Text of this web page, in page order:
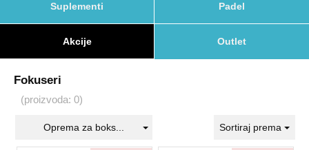
Suplementi Padel
Akcije Outlet
Fokuseri
(proizvoda: 0)
Oprema za boks... Sortiraj prema